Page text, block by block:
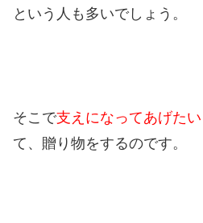
という人も多いでしょう。
そこで支えになってあげたい
て、贈り物をするのです。